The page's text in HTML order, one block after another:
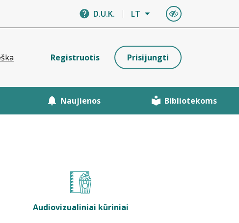
D.U.K. LT
Registruotis Prisijungti
Naujienos Bibliotekoms
Audiovizualiniai kūriniai